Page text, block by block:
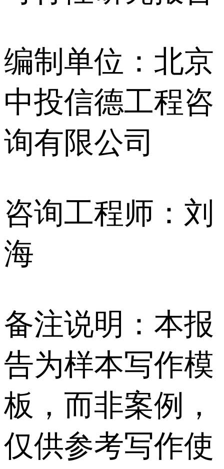
编制单位：北京
中投信德工程咨
询有限公司
咨询工程师：刘
海
备注说明：本报
告为样本写作模
板，而非案例，
仅供参考写作使